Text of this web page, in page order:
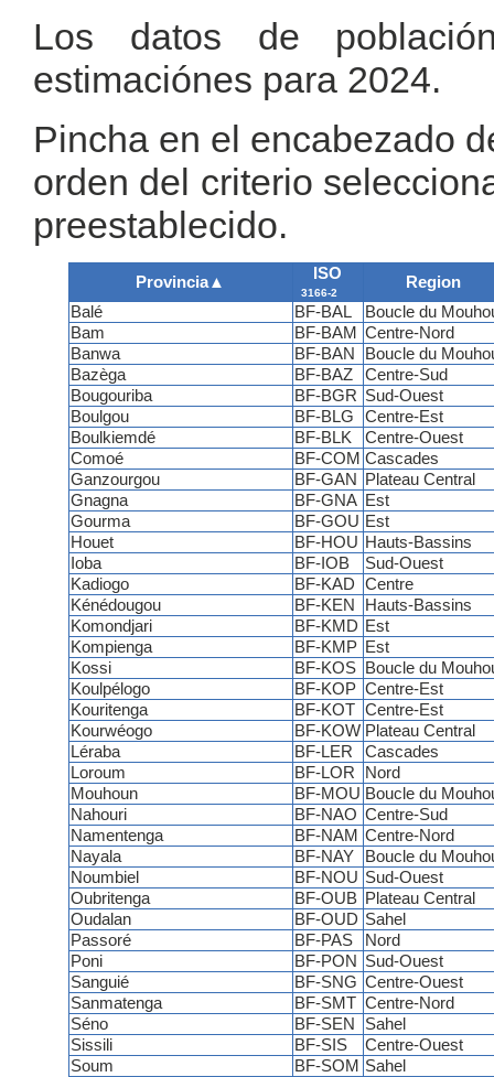
Los datos de
estimaciónes para 2024.
Pincha en el encabezado
orden del criterio
preestablecido.
Provincia▲ ISO
3166-2
Region
Balé BF-BAL
Boucle du
Bam
BF-BAM
Centre-Nord
Banwa
BF-BAN
Boucle du
Bazèga
BF-BAZ
Centre-Sud
Bougouriba
BF-BGR Sud-Ouest
Boulgou
BF-BLG
Centre-Est
Boulkiemdé
BF-BLK
Centre-Ouest
Comoé
BF-COM Cascades
Ganzourgou
BF-GAN
Plateau Central
Gnagna
BF-GNA Est
Gourma
BF-GOU Est
Houet
BF-HOU Hauts-Bassins
Ioba
BF-IOB
Sud-Ouest
Kadiogo
BF-KAD
Centre
Kénédougou
BF-KEN
Hauts-Bassins
Komondjari
BF-KMD Est
Kompienga
BF-KMP Est
Kossi
BF-KOS
Boucle du
Koulpélogo
BF-KOP Centre-Est
Kouritenga
BF-KOT Centre-Est
Kourwéogo
BF-KOW Plateau Central
Léraba
BF-LER
Cascades
Loroum
BF-LOR
Nord
Mouhoun
BF-MOU Boucle du
Nahouri
BF-NAO Centre-Sud
Namentenga
BF-NAM Centre-Nord
Nayala
BF-NAY
Boucle du
Noumbiel
BF-NOU Sud-Ouest
Oubritenga
BF-OUB Plateau Central
Oudalan
BF-OUD Sahel
Passoré
BF-PAS
Nord
Poni
BF-PON
Sud-Ouest
Sanguié
BF-SNG Centre-Ouest
Sanmatenga
BF-SMT Centre-Nord
Séno
BF-SEN
Sahel
Sissili
BF-SIS
Centre-Ouest
Soum
BF-SOM Sahel